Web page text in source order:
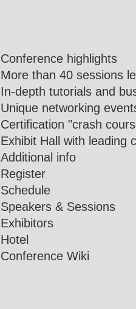
Conference highlights
More than 40 sessions
In-depth tutorials and
Unique networking
Certification "crash
Exhibit Hall with leading
Additional info
Register
Schedule
Speakers & Sessions
Exhibitors
Hotel
Conference Wiki